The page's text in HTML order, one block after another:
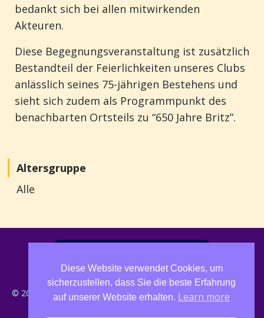
bedankt sich bei allen mitwirkenden
Akteuren.
Diese Begegnungsveranstaltung ist zusätzlich
Bestandteil der Feierlichkeiten unseres Clubs
anlässlich seines 75-jährigen Bestehens und
sieht sich zudem als Programmpunkt des
benachbarten Ortsteils zu “650 Jahre Britz”.
Altersgruppe
Alle
© 2026 / 650 Jahre Britz / Kulturnetzwerk Neukölln / ThiemOne
Diese Website verwendet Cookies, um
sicherzustellen, dass Sie die beste Erfahrung
auf unserer Website erhalten. Learn more